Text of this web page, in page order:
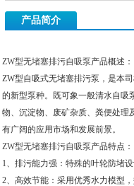
产品简介
ZW型无堵塞排污自吸泵产品概述：
ZW型自吸式无堵塞排污泵，是本
的新型泵种。既可象一般清水自吸
物、沉淀物、废矿杂质、粪便处理
有广阔的应用市场和发展前景。
ZW型无堵塞排污自吸泵产品特点：
1、排污能力强：特殊的叶轮防堵
2、高效节能：采用优秀水力模型